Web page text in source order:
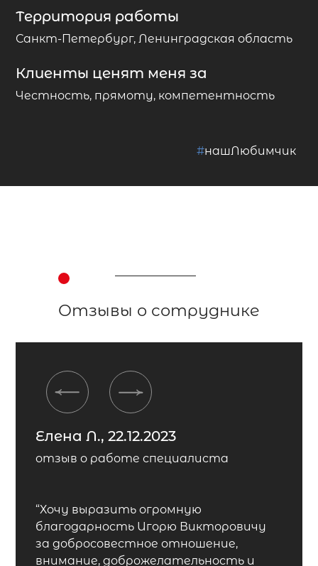
Территория работы
Санкт-Петербург, Ленинградская область
Клиенты ценят меня за
Честность, прямоту, компетентность
#нашЛюбимчик
Отзывы о сотруднике
Елена Л., 22.12.2023
отзыв о работе специалиста
“Хочу выразить огромную
благодарность Игорю Викторовичу
за добросовестное отношение,
внимание, доброжелательность и
Previous Next